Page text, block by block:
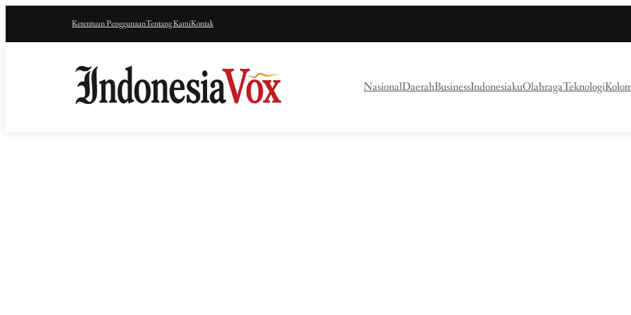
Ketentuan PenggunaanTentang KamiKontak
NasionalDaerahBusinessIndonesiakuOlahragaTeknologi